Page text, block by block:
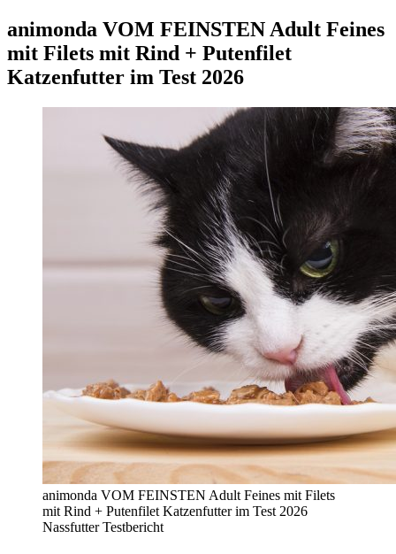
animonda VOM FEINSTEN Adult Feines
mit Filets mit Rind + Putenfilet
Katzenfutter im Test 2026
animonda VOM FEINSTEN Adult Feines mit Filets
mit Rind + Putenfilet Katzenfutter im Test 2026
Nassfutter Testbericht